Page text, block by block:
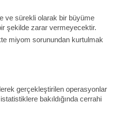
ve sürekli olarak bir büyüme
şekilde zarar vermeyecektir.
miyom sorunundan kurtulmak
gerçekleştirilen operasyonlar
bakıldığında cerrahi